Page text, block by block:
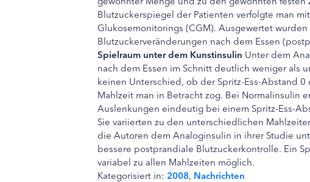
Blutzuckerspiegel der Patienten verfolgte man
Glukosemonitorings (CGM). Ausgewertet
Blutzuckerveränderungen nach dem Essen
Spielraum unter dem Kunstinsulin Unter dem
nach dem Essen im Schnitt deutlich weniger als
keinen Unterschied, ob der Spritz-Ess-Abstand
Mahlzeit man in Betracht zog. Bei Normalinsulin
Auslenkungen eindeutig bei einem Spritz-Ess-
Sie variierten zu den unterschiedlichen
die Autoren dem Analoginsulin in ihrer Studie
bessere postprandiale Blutzuckerkontrolle. Ein
variabel zu allen Mahlzeiten möglich.
Kategorisiert in: 2008, Nachrichten